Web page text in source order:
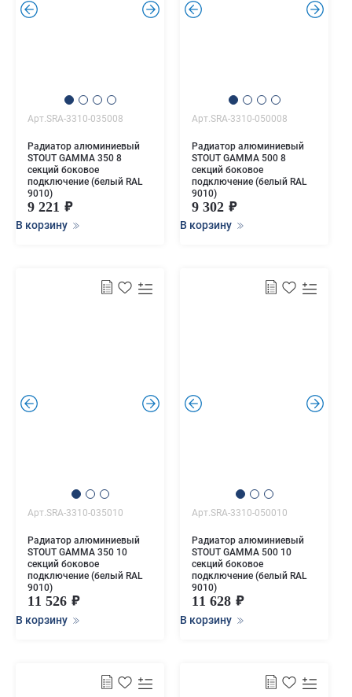
. .
Арт.SRA-3310-035008
Радиатор алюминиевый
STOUT GAMMA 350 8
секций боковое
подключение (белый RAL
9010)
9 221
В корзину
. .
Арт.SRA-3310-050008
Радиатор алюминиевый
STOUT GAMMA 500 8
секций боковое
подключение (белый RAL
9010)
9 302
В корзину
. .
Арт.SRA-3310-035010
Радиатор алюминиевый
STOUT GAMMA 350 10
секций боковое
подключение (белый RAL
9010)
11 526
В корзину
. .
Арт.SRA-3310-050010
Радиатор алюминиевый
STOUT GAMMA 500 10
секций боковое
подключение (белый RAL
9010)
11 628
В корзину